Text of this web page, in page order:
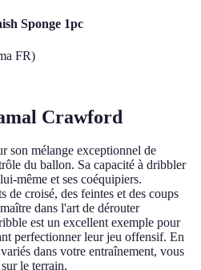
Sponge 1pc
FR)
Crawford
son mélange exceptionnel de
du ballon. Sa capacité à dribbler
même et ses coéquipiers.
de croisé, des feintes et des coups
dans l'art de dérouter
est un excellent exemple pour
perfectionner leur jeu offensif. En
dans votre entraînement, vous
le terrain.